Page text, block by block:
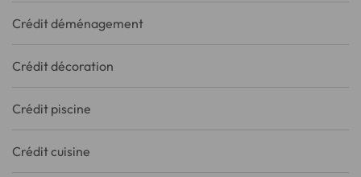
Crédit déménagement
Crédit décoration
Crédit piscine
Crédit cuisine